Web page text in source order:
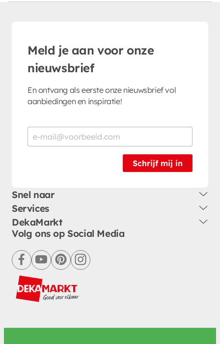
Meld je aan voor onze
nieuwsbrief
En ontvang als eerste onze nieuwsbrief vol
aanbiedingen en inspiratie!
Schrijf mij in
Snel naar
Services
DekaMarkt
Volg ons op Social Media
facebookyoutubepinterestinstagram